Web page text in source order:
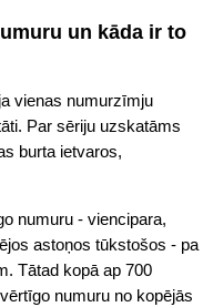
un kāda ir to
vienas numurzīmju
Par sēriju uzskatāms
burta ietvaros,
numuru - viencipara,
astoņos tūkstošos - pa
Tātad kopā ap 700
numuru no kopējās